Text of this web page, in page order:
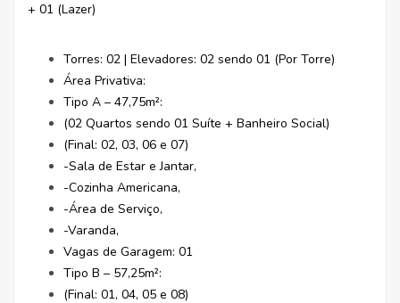
+ 01 (Lazer)
Torres: 02 | Elevadores: 02 sendo 01 (Por Torre)
Área Privativa:
Tipo A – 47,75m²:
(02 Quartos sendo 01 Suíte + Banheiro Social)
(Final: 02, 03, 06 e 07)
-Sala de Estar e Jantar,
-Cozinha Americana,
-Área de Serviço,
-Varanda,
Vagas de Garagem: 01
Tipo B – 57,25m²:
(Final: 01, 04, 05 e 08)